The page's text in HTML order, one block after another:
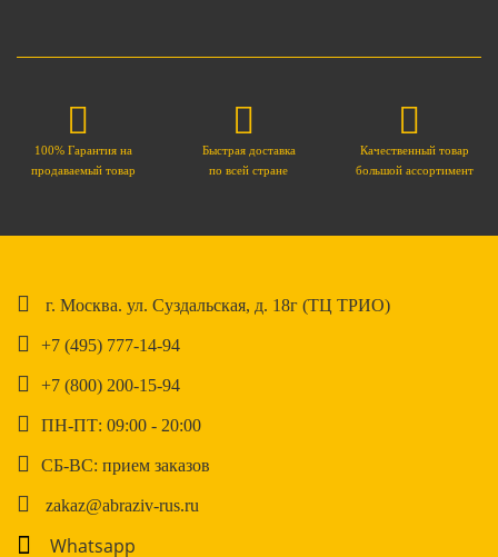
100% Гарантия на
продаваемый товар
Быстрая доставка
по всей стране
Качественный товар
большой ассортимент
г. Москва. ул. Суздальская, д. 18г (ТЦ ТРИО)
+7 (495) 777-14-94
+7 (800) 200-15-94
ПН-ПТ: 09:00 - 20:00
СБ-ВС: прием заказов
zakaz@abraziv-rus.ru
Whatsapp